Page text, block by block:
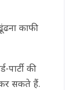
काफी
की
सकते हैं.